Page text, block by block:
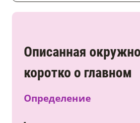
Описанная
коротко о главном
Определение